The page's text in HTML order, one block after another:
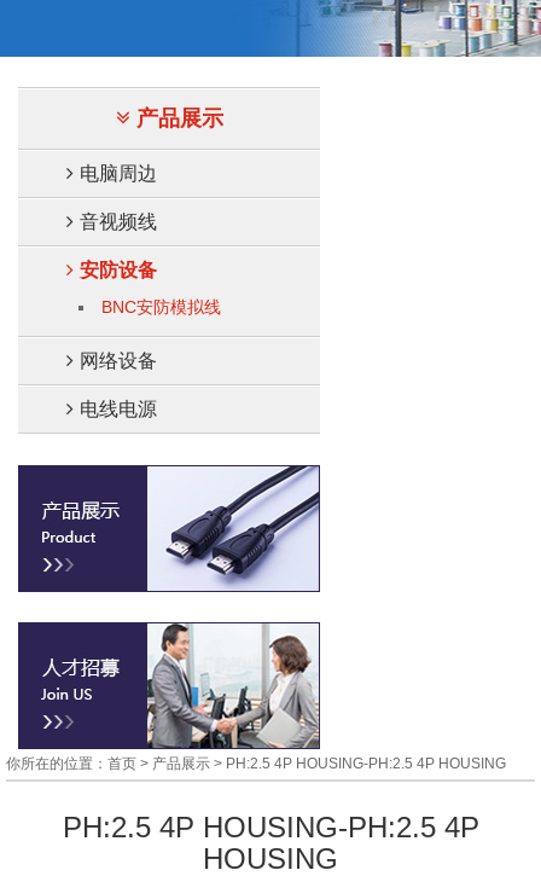
产品展示
电脑周边
音视频线
安防设备
BNC安防模拟线
网络设备
电线电源
你所在的位置：首页 > 产品展示 > PH:2.5 4P HOUSING-PH:2.5 4P HOUSING
PH:2.5 4P HOUSING-PH:2.5 4P
HOUSING